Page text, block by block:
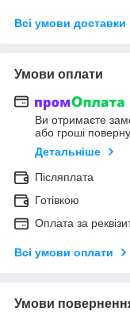
Всі умови доставки
Умови оплати
Ви отримаєте
або гроші
Детальніше
Післяплата
Готівкою
Оплата за
Всі умови оплати
Умови